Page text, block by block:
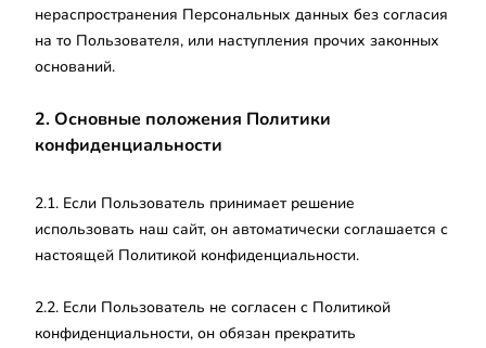
нераспространения Персональных данных без согласия
на то Пользователя, или наступления прочих законных
оснований.
2. Основные положения Политики
конфиденциальности
2.1. Если Пользователь принимает решение
использовать наш сайт, он автоматически соглашается с
настоящей Политикой конфиденциальности.
2.2. Если Пользователь не согласен с Политикой
конфиденциальности, он обязан прекратить